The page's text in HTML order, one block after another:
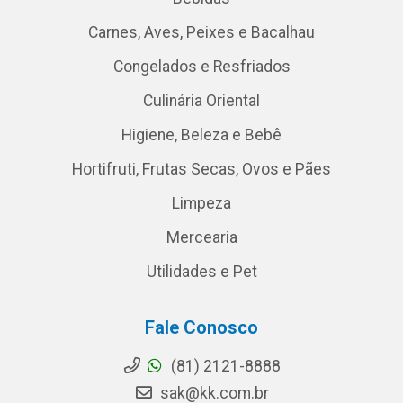
Carnes, Aves, Peixes e Bacalhau
Congelados e Resfriados
Culinária Oriental
Higiene, Beleza e Bebê
Hortifruti, Frutas Secas, Ovos e Pães
Limpeza
Mercearia
Utilidades e Pet
Fale Conosco
(81) 2121-8888
sak@kk.com.br